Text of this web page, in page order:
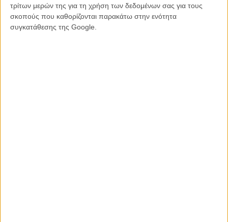
τρίτων μερών της για τη χρήση των δεδομένων σας για τους
σκοπούς που καθορίζονται παρακάτω στην ενότητα
συγκατάθεσης της Google.
Περισσότερες πληροφορίες στην επίσημη σελίδα της ταίνιας στο
Kickstarter